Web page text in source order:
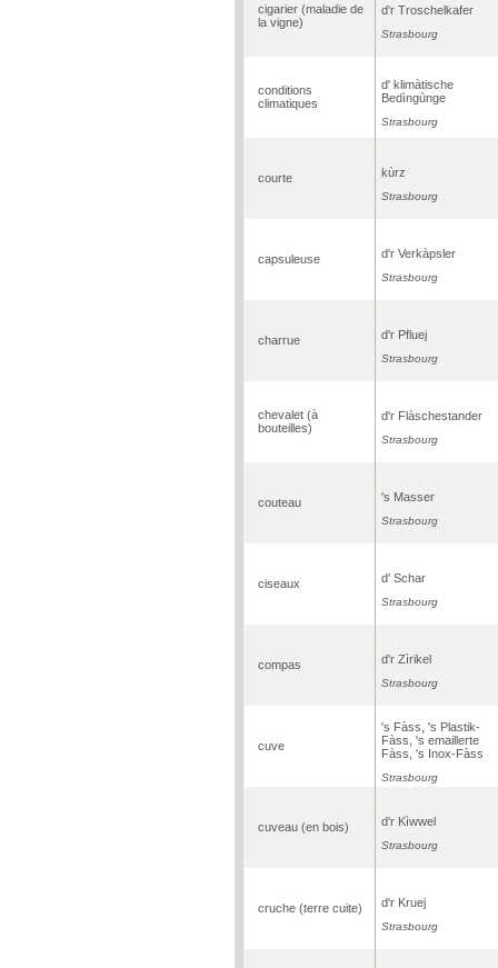
cigarier (maladie de
la vigne)
d'r Troschelkafer
Strasbourg
conditions
climatiques
d' klimàtische
Bedìngùnge
Strasbourg
courte kùrz
Strasbourg
capsuleuse d'r Verkàpsler
Strasbourg
charrue d'r Pfluej
Strasbourg
chevalet (à
bouteilles)
d'r Flàschestander
Strasbourg
couteau 's Masser
Strasbourg
ciseaux d' Schar
Strasbourg
compas d'r Zìrikel
Strasbourg
cuve
's Fàss, 's Plastik-
Fàss, 's emaillerte
Fàss, 's Inox-Fàss
Strasbourg
cuveau (en bois) d'r Kìwwel
Strasbourg
cruche (terre cuite) d'r Kruej
Strasbourg